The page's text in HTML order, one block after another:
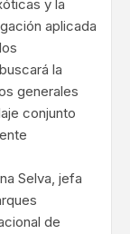
y la
aplicada
la
generales
conjunto
Selva, jefa
de